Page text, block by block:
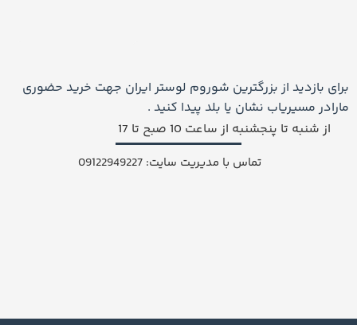
محصولات ما شامل:
لوستر مدرن
لوستر رینگی
از شنبه تا پنجشنبه از ساعت 10 صبح تا 17
تماس با مدیریت سایت: 09122949227
برای بازدید از بزرگترین شوروم لوستر ایران جهت خرید حضوری
مارادر مسیریاب نشان یا بلد پیدا کنید .